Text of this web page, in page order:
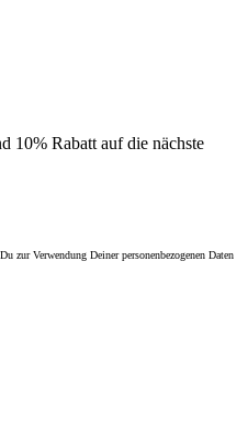
10% Rabatt auf die nächste
Verwendung Deiner personenbezogenen Daten